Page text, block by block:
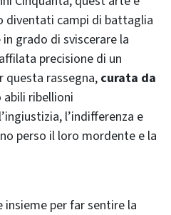
diventati campi di battaglia
grado di sviscerare la
precisione di un
questa rassegna, curata da
abili ribellioni
l’indifferenza e
perso il loro mordente e la
insieme per far sentire la